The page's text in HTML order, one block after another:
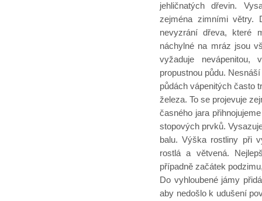
jehličnatých dřevin.
zejména zimními větry.
nevyzrání dřeva, které
náchylné na mráz jsou
vyžaduje
propustnou půdu.
půdách vápenitých často
železa. To se projevuje
časného jara
stopových prvků.
balu. Výška rostliny při
rostlá a větvená.
případně začátek
Do vyhloubené jámy
aby nedošlo k udušení